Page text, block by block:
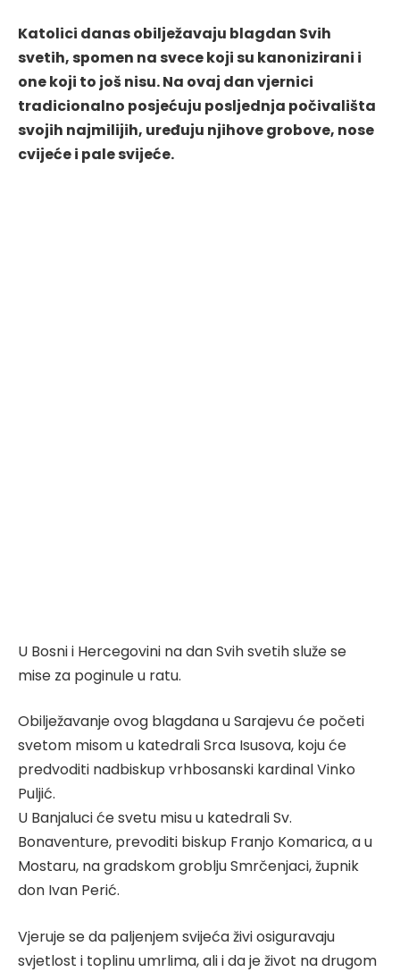
Katolici danas obilježavaju blagdan Svih
svetih, spomen na svece koji su kanonizirani i
one koji to još nisu. Na ovaj dan vjernici
tradicionalno posjećuju posljednja počivališta
svojih najmilijih, uređuju njihove grobove, nose
cvijeće i pale svijeće.
U Bosni i Hercegovini na dan Svih svetih služe se
mise za poginule u ratu.
Obilježavanje ovog blagdana u Sarajevu će početi
svetom misom u katedrali Srca Isusova, koju će
predvoditi nadbiskup vrhbosanski kardinal Vinko
Puljić.
U Banjaluci će svetu misu u katedrali Sv.
Bonaventure, prevoditi biskup Franjo Komarica, a u
Mostaru, na gradskom groblju Smrčenjaci, župnik
don Ivan Perić.
Vjeruje se da paljenjem svijeća živi osiguravaju
svjetlost i toplinu umrlima, ali i da je život na drugom